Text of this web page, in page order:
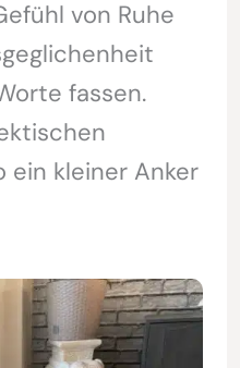
von Ruhe
fassen.
ein kleiner Anker